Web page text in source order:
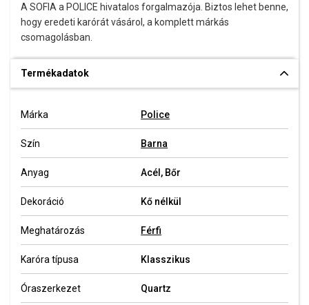
A SOFIA a POLICE hivatalos forgalmazója. Biztos lehet benne,
hogy eredeti karórát vásárol, a komplett márkás
csomagolásban.
Termékadatok
Márka Police
Szín Barna
Anyag Acél, Bőr
Dekoráció Kő nélkül
Meghatározás Férfi
Karóra típusa Klasszikus
Óraszerkezet Quartz